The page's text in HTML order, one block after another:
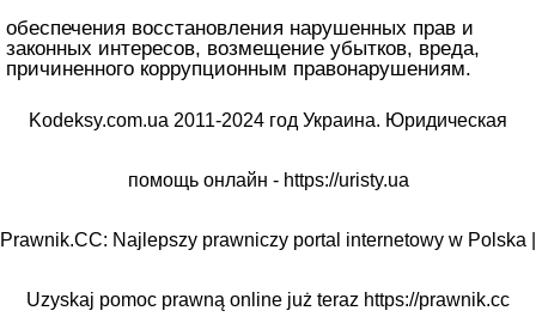
обеспечения восстановления нарушенных прав и
законных интересов, возмещение убытков, вреда,
причиненного коррупционным правонарушениям.
Kodeksy.com.ua 2011-2024 год Украина. Юридическая
помощь онлайн - https://uristy.ua
Prawnik.CC: Najlepszy prawniczy portal internetowy w Polska |
Uzyskaj pomoc prawną online już teraz https://prawnik.cc